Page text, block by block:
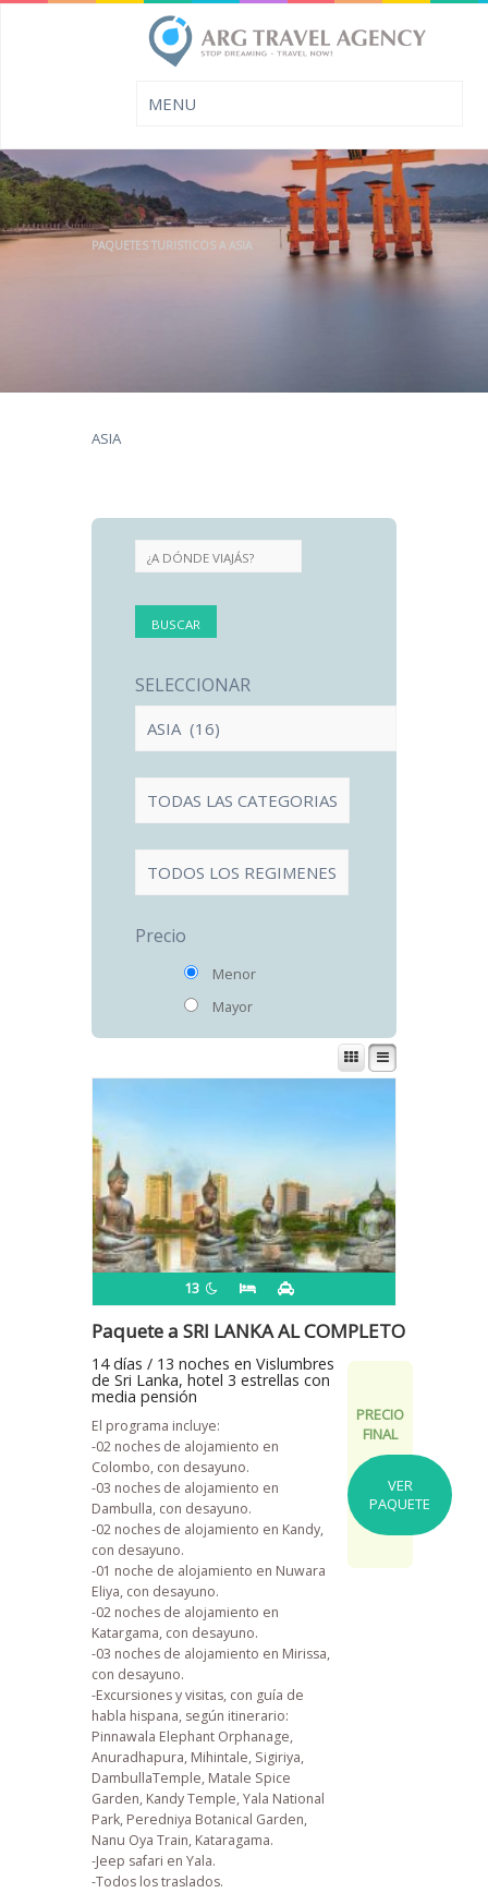
PAQUETES TURISTICOS A ASIA
ASIA
SELECCIONAR
Precio
Menor
Mayor
13
Paquete a SRI LANKA AL COMPLETO
14 días / 13 noches en Vislumbres
de Sri Lanka, hotel 3 estrellas con
media pensión
El programa incluye:
-02 noches de alojamiento en
Colombo, con desayuno.
-03 noches de alojamiento en
Dambulla, con desayuno.
-02 noches de alojamiento en Kandy,
con desayuno.
-01 noche de alojamiento en Nuwara
Eliya, con desayuno.
-02 noches de alojamiento en
Katargama, con desayuno.
-03 noches de alojamiento en Mirissa,
con desayuno.
-Excursiones y visitas, con guía de
habla hispana, según itinerario:
Pinnawala Elephant Orphanage,
Anuradhapura, Mihintale, Sigiriya,
DambullaTemple, Matale Spice
Garden, Kandy Temple, Yala National
Park, Peredniya Botanical Garden,
Nanu Oya Train, Kataragama.
-Jeep safari en Yala.
-Todos los traslados.
PRECIO
FINAL
VER
PAQUETE